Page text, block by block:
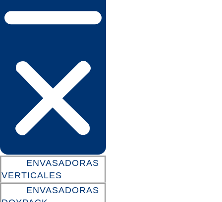
ENVASADORAS
VERTICALES
ENVASADORAS